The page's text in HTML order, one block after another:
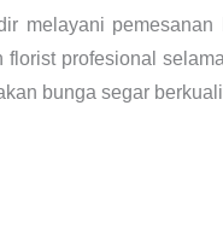
melayani
profesional
bunga segar